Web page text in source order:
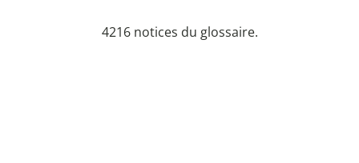
4216 notices du glossaire.